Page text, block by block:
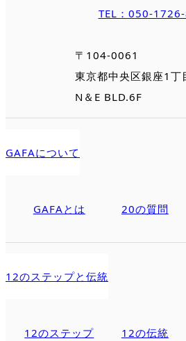
TEL：050-
〒104-0061
東京都中央区銀座1
N＆E BLD.6F
GAFAについて
GAFAとは 20の質問
12のステップと伝統
12のステップ 12の伝統